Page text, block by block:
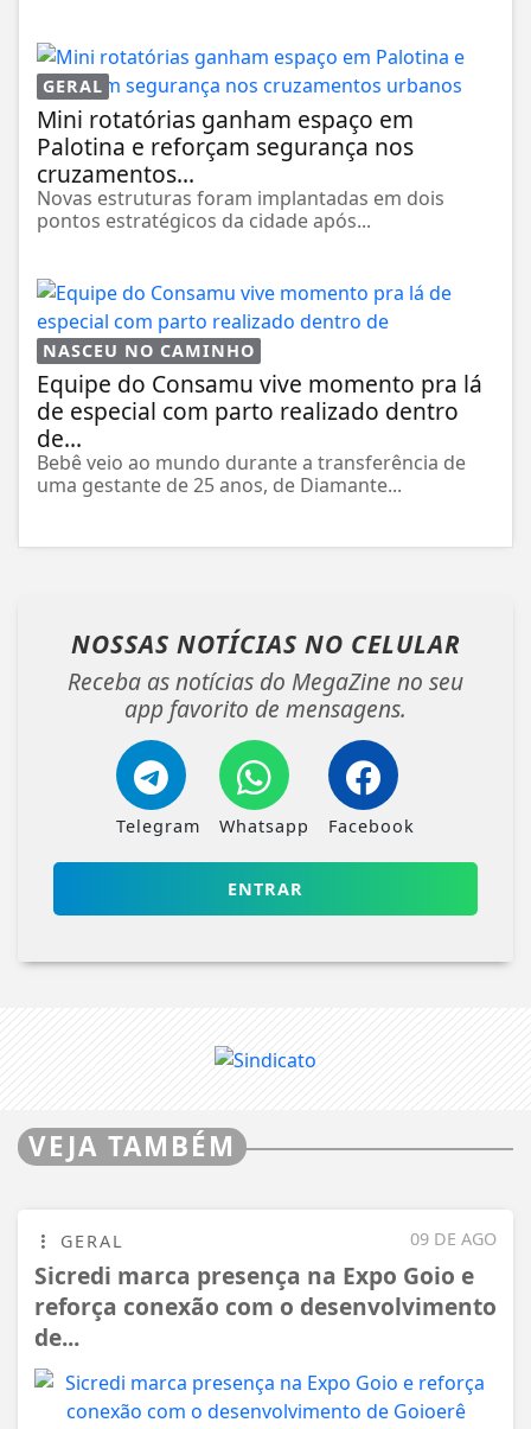
GERAL
Mini rotatórias ganham espaço em
Palotina e reforçam segurança nos
cruzamentos...
Novas estruturas foram implantadas em dois
pontos estratégicos da cidade após...
NASCEU NO CAMINHO
Equipe do Consamu vive momento pra lá
de especial com parto realizado dentro
de...
Bebê veio ao mundo durante a transferência de
uma gestante de 25 anos, de Diamante...
NOSSAS NOTÍCIAS NO CELULAR
Receba as notícias do MegaZine no seu
app favorito de mensagens.
Telegram Whatsapp Facebook
ENTRAR
VEJA TAMBÉM
09 DE AGO
GERAL
Sicredi marca presença na Expo Goio e
reforça conexão com o desenvolvimento
de...